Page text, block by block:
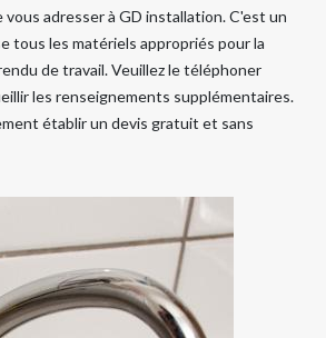
adresser à GD installation. C'est un
tous les matériels appropriés pour la
de travail. Veuillez le téléphoner
les renseignements supplémentaires.
établir un devis gratuit et sans